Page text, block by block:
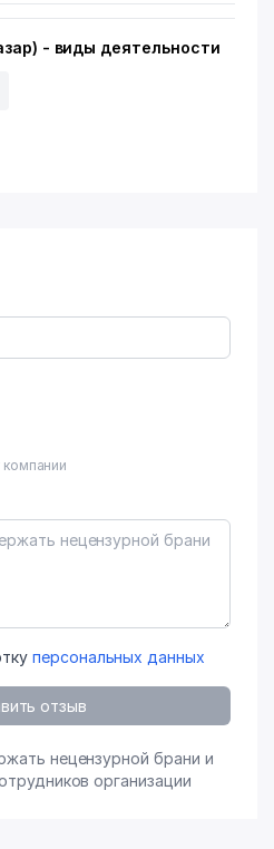
- виды деятельности
персональных данных
отзыв
нецензурной брани и
организации